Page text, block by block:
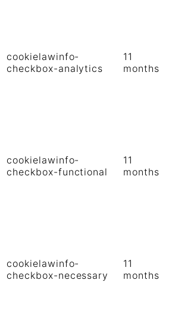
cookielawinfo-
checkbox-analytics
11
months
cookielawinfo-
checkbox-functional
11
months
cookielawinfo-
checkbox-necessary
11
months